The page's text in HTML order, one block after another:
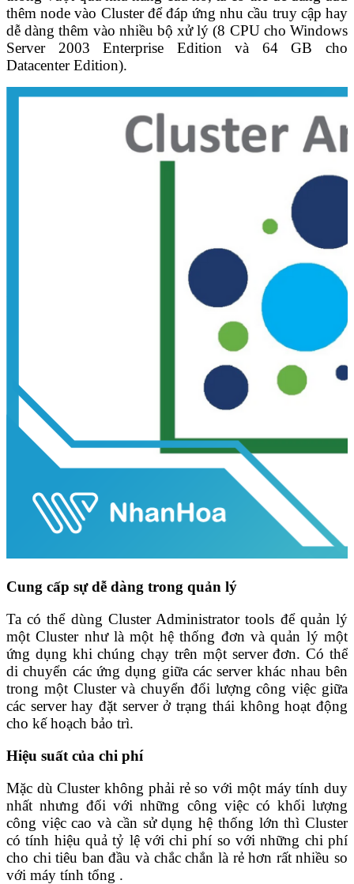
thêm node vào Cluster để đáp ứng nhu cầu truy cập hay
dễ dàng thêm vào nhiều bộ xử lý (8 CPU cho Windows
Server 2003 Enterprise Edition và 64 GB cho
Datacenter Edition).
Cung cấp sự dễ dàng trong quản lý
Ta có thể dùng Cluster Administrator tools để quản lý
một Cluster như là một hệ thống đơn và quản lý một
ứng dụng khi chúng chạy trên một server đơn. Có thể
di chuyển các ứng dụng giữa các server khác nhau bên
trong một Cluster và chuyển đổi lượng công việc giữa
các server hay đặt server ở trạng thái không hoạt động
cho kế hoạch bảo trì.
Hiệu suất của chi phí
Mặc dù Cluster không phải rẻ so với một máy tính duy
nhất nhưng đối với những công việc có khối lượng
công việc cao và cần sử dụng hệ thống lớn thì Cluster
có tính hiệu quả tỷ lệ với chi phí so với những chi phí
cho chi tiêu ban đầu và chắc chắn là rẻ hơn rất nhiều so
với máy tính tổng .